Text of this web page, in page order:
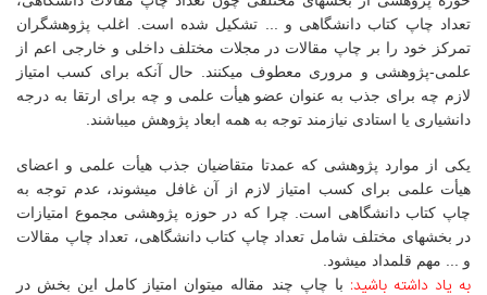
تعداد چاپ کتاب دانشگاهی و ... تشکیل شده است. اغلب پژوهشگران
تمرکز خود را بر چاپ مقالات در مجلات مختلف داخلی و خارجی اعم از
علمی-پژوهشی و مروری معطوف میکنند. حال آنکه برای کسب امتیاز
لازم چه برای جذب به عنوان عضو هیأت علمی و چه برای ارتقا به درجه
دانشیاری یا استادی نیازمند توجه به همه ابعاد پژوهش میباشند.
یکی از موارد پژوهشی که عمدتا متقاضیان جذب هیأت علمی و اعضای
هیأت علمی برای کسب امتیاز لازم از آن غافل میشوند، عدم توجه به
چاپ کتاب دانشگاهی است. چرا که در حوزه پژوهشی مجموع امتیازات
در بخشهای مختلف شامل تعداد چاپ کتاب دانشگاهی، تعداد چاپ مقالات
و ... مهم قلمداد میشود.
به یاد داشته باشید: با چاپ چند مقاله میتوان امتیاز کامل این بخش در